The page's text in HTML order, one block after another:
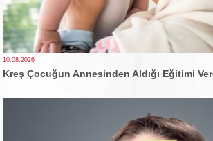
10.08.2026
Kreş Çocuğun Annesinden Aldığı Eğitimi